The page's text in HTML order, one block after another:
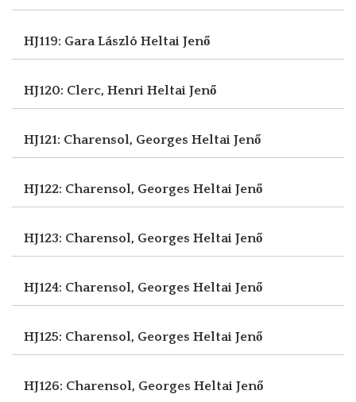
HJ119: Gara László Heltai Jenő
HJ120: Clerc, Henri Heltai Jenő
HJ121: Charensol, Georges Heltai Jenő
HJ122: Charensol, Georges Heltai Jenő
HJ123: Charensol, Georges Heltai Jenő
HJ124: Charensol, Georges Heltai Jenő
HJ125: Charensol, Georges Heltai Jenő
HJ126: Charensol, Georges Heltai Jenő